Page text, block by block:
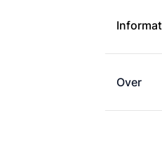
Over